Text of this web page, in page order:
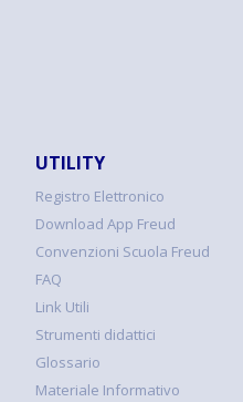
UTILITY
Registro Elettronico
Download App Freud
Convenzioni Scuola Freud
FAQ
Link Utili
Strumenti didattici
Glossario
Materiale Informativo